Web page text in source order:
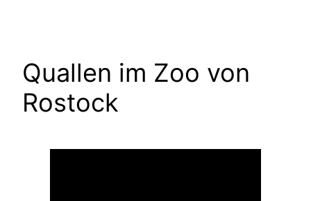
Quallen im Zoo von
Rostock